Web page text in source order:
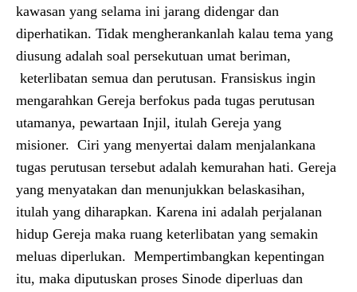
kawasan yang selama ini jarang didengar dan
diperhatikan. Tidak mengherankanlah kalau tema yang
diusung adalah soal persekutuan umat beriman,
keterlibatan semua dan perutusan. Fransiskus ingin
mengarahkan Gereja berfokus pada tugas perutusan
utamanya, pewartaan Injil, itulah Gereja yang
misioner. Ciri yang menyertai dalam menjalankana
tugas perutusan tersebut adalah kemurahan hati. Gereja
yang menyatakan dan menunjukkan belaskasihan,
itulah yang diharapkan. Karena ini adalah perjalanan
hidup Gereja maka ruang keterlibatan yang semakin
meluas diperlukan. Mempertimbangkan kepentingan
itu, maka diputuskan proses Sinode diperluas dan